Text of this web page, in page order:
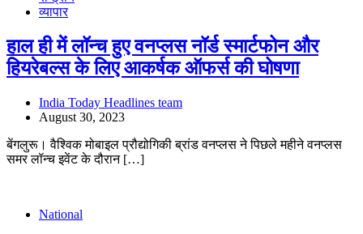
व्यापार
हाल ही में लॉन्च हुए वनप्लस नॉर्ड स्मार्टफोन और
हियरेबल्स के लिए आकर्षक ऑफर्स की घोषणा
India Today Headlines team
August 30, 2023
बेंगलुरू। वैश्विक मोबाइल प्रौद्योगिकी ब्रांड वनप्लस ने पिछले महीने वनप्लस
समर लॉन्च इवेंट के दौरान […]
National